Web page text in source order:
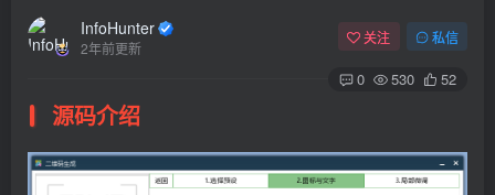
InfoHunter
2年前更新
关注 私信
0 530 52
源码介绍